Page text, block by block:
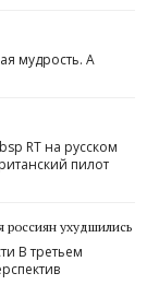
мудрость. А
RT на русском
пилот
россиян ухудшились
В третьем